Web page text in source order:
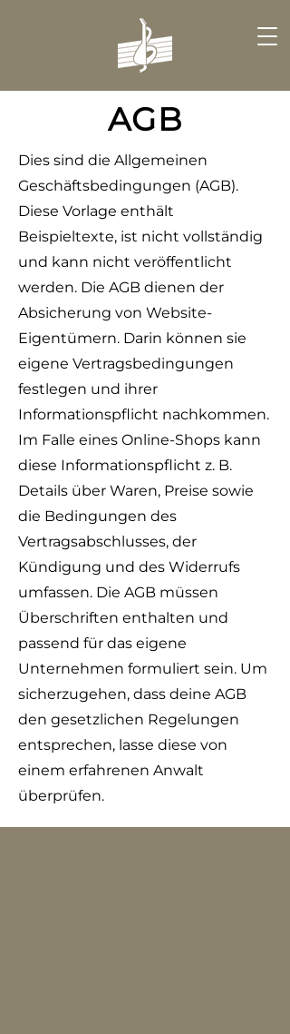
AGB
Dies sind die Allgemeinen
Geschäftsbedingungen (AGB).
Diese Vorlage enthält
Beispieltexte, ist nicht vollständig
und kann nicht veröffentlicht
werden. Die AGB dienen der
Absicherung von Website-
Eigentümern. Darin können sie
eigene Vertragsbedingungen
festlegen und ihrer
Informationspflicht nachkommen.
Im Falle eines Online-Shops kann
diese Informationspflicht z. B.
Details über Waren, Preise sowie
die Bedingungen des
Vertragsabschlusses, der
Kündigung und des Widerrufs
umfassen. Die AGB müssen
Überschriften enthalten und
passend für das eigene
Unternehmen formuliert sein. Um
sicherzugehen, dass deine AGB
den gesetzlichen Regelungen
entsprechen, lasse diese von
einem erfahrenen Anwalt
überprüfen.